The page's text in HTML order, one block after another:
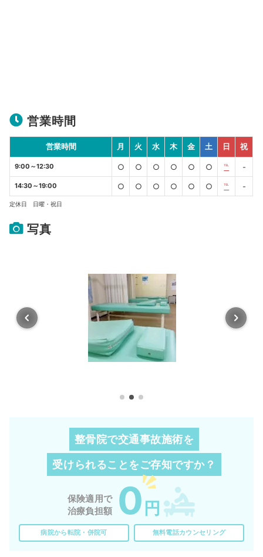
営業時間
営業時間 月 火 水 木 金 土 日 祝
9:00～12:30 ○ ○ ○ ○ ○ ○ ℡ -
14:30～19:00 ○ ○ ○ ○ ○ ○ ℡ -
定休日 日曜・祝日
写真
整骨院で交通事故施術を
受けられることをご存知ですか？
保険適用で
治療負担額
0 円
病院から転院・併院可 無料電話カウンセリング